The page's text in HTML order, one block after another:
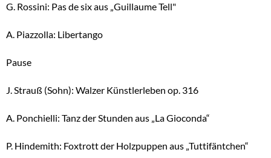
G. Rossini: Pas de six aus „Guillaume Tell"
A. Piazzolla: Libertango
Pause
J. Strauß (Sohn): Walzer Künstlerleben op. 316
A. Ponchielli: Tanz der Stunden aus „La Gioconda“
P. Hindemith: Foxtrott der Holzpuppen aus „Tuttifäntchen“